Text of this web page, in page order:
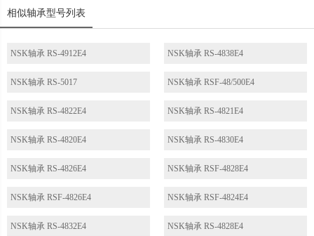
相似轴承型号列表
NSK轴承 RS-4912E4 NSK轴承 RS-4838E4
NSK轴承 RS-5017 NSK轴承 RSF-48/500E4
NSK轴承 RS-4822E4 NSK轴承 RS-4821E4
NSK轴承 RS-4820E4 NSK轴承 RS-4830E4
NSK轴承 RS-4826E4 NSK轴承 RSF-4828E4
NSK轴承 RSF-4826E4 NSK轴承 RSF-4824E4
NSK轴承 RS-4832E4 NSK轴承 RS-4828E4